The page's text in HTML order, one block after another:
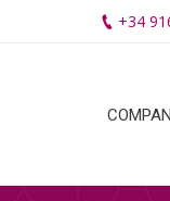
+34